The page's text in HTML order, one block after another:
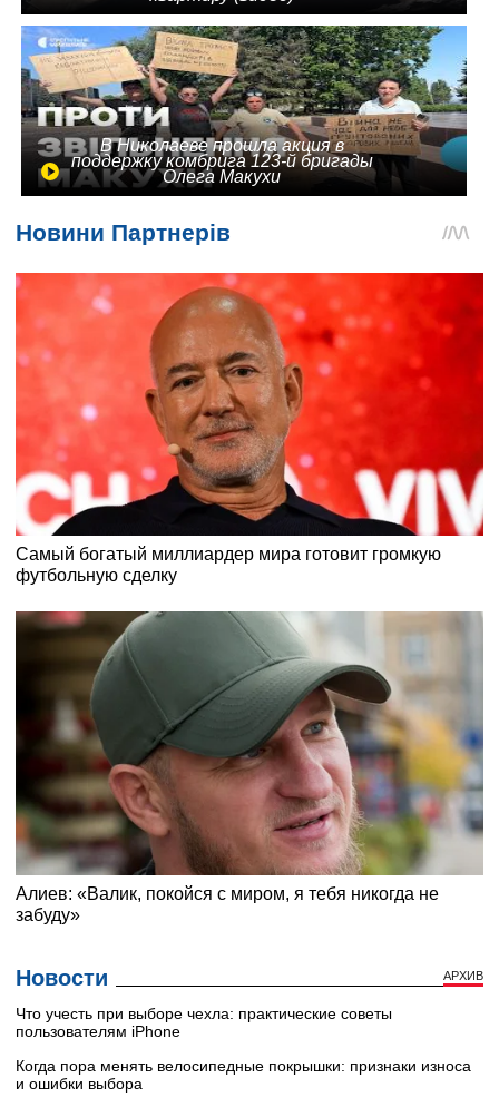
В Николаеве прошла акция в
поддержку комбрига 123-й бригады
Олега Макухи
Новости АРХИВ
Что учесть при выборе чехла: практические советы
пользователям iPhone
Когда пора менять велосипедные покрышки: признаки износа
и ошибки выбора